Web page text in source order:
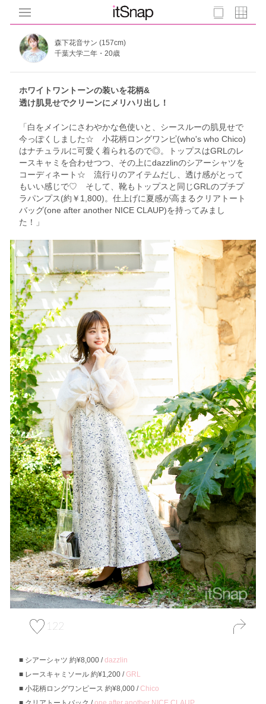
森下花音サン (157cm)
千葉大学二年・20歳
ホワイトワントーンの装いを花柄&
透け肌見せでクリーンにメリハリ出し！
「白をメインにさわやかな色使いと、シースルーの肌見せで
今っぽくしました☆ 小花柄ロングワンピ(who's who Chico)
はナチュラルに可愛く着られるので◎。トップスはGRLのレ
ースキャミを合わせつつ、その上にdazzlinのシアーシャツを
コーディネート☆ 流行りのアイテムだし、透け感がとって
もいい感じで♡ そして、靴もトップスと同じGRLのプチプ
ラパンプス(約￥1,800)。仕上げに夏感が高まるクリアトート
バッグ(one after another NICE CLAUP)を持ってみまし
た！」
122
シアーシャツ 約¥8,000 /dazzlin
レースキャミソール 約¥1,200 /GRL
小花柄ロングワンピース 約¥8,000 /Chico